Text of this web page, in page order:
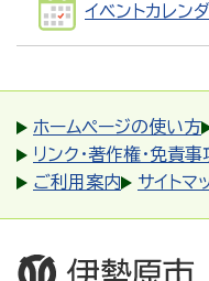
イベントカレン
ホームページの使い方
リンク・著作権・免責事
ご利用案内
サイトマ